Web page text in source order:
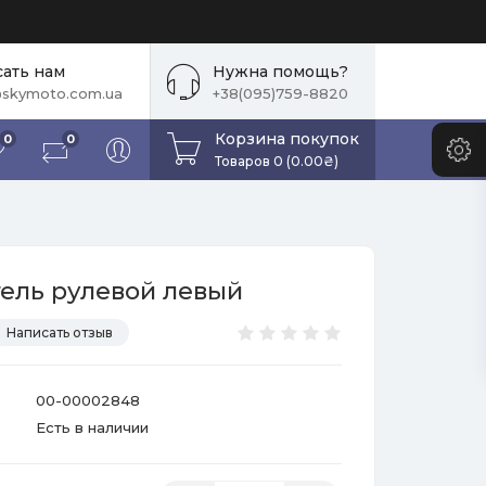
Нужна помощь?
+38(095)759-8820
нам
0 0 Корзина покупок
Товаров 0 (0.00₴)
рулевой левый
Написать отзыв
00-00002848
Есть в наличии